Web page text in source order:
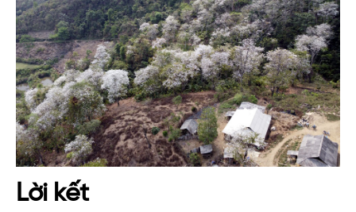
Lời kết